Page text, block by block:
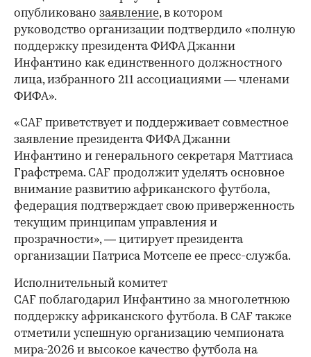
опубликовано заявление, в котором
руководство организации подтвердило «полную
поддержку президента ФИФА Джанни
Инфантино как единственного должностного
лица, избранного 211 ассоциациями — членами
ФИФА».
«CAF приветствует и поддерживает совместное
заявление президента ФИФА Джанни
Инфантино и генерального секретаря Маттиаса
Графстрема. CAF продолжит уделять основное
внимание развитию африканского футбола,
федерация подтверждает свою приверженность
текущим принципам управления и
прозрачности», — цитирует президента
организации Патриса Мотсепе ее пресс-служба.
Исполнительный комитет
CAF поблагодарил Инфантино за многолетнюю
поддержку африканского футбола. В CAF также
отметили успешную организацию чемпионата
мира-2026 и высокое качество футбола на